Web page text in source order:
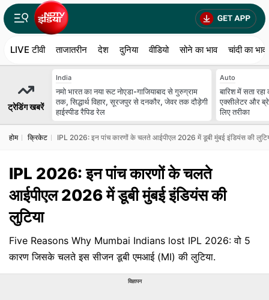
LIVE टीवी ताजातरीन देश दुनिया वीडियो सोने का भाव चांदी का भाव
ट्रेडिंग खबरें
India
नमो भारत का नया रूट नोएडा-गाजियाबाद से गुरुग्राम
तक, सिद्धार्थ विहार, सूरजपुर से दनकौर, जेवर तक दौड़ेगी
हाईस्पीड रैपिड रेल
Auto
बारिश में सता
एक्सीलेटर और
लिए तरीका
होम क्रिकेट IPL 2026: इन पांच कारणों के चलते आईपीएल 2026 में डूबी मुंबई इंडियंस की
IPL 2026: इन पांच कारणों के चलते
आईपीएल 2026 में डूबी मुंबई इंडियंस की
लुटिया
Five Reasons Why Mumbai Indians lost IPL 2026: वो 5
कारण जिसके चलते इस सीजन डूबी एमआई (MI) की लुटिया.
विज्ञापन